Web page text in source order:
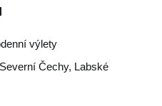
výlety
Severní Čechy, Labské